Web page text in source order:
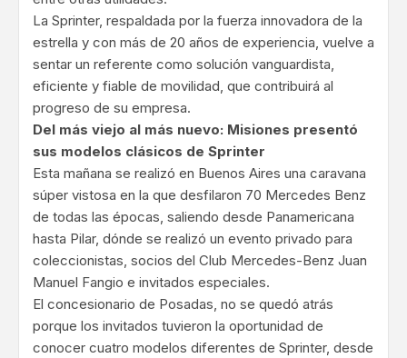
La Sprinter, respaldada por la fuerza innovadora de la
estrella y con más de 20 años de experiencia, vuelve a
sentar un referente como solución vanguardista,
eficiente y fiable de movilidad, que contribuirá al
progreso de su empresa.
Del más viejo al más nuevo: Misiones presentó
sus modelos clásicos de Sprinter
Esta mañana se realizó en Buenos Aires una caravana
súper vistosa en la que desfilaron 70 Mercedes Benz
de todas las épocas, saliendo desde Panamericana
hasta Pilar, dónde se realizó un evento privado para
coleccionistas, socios del Club Mercedes-Benz Juan
Manuel Fangio e invitados especiales.
El concesionario de Posadas, no se quedó atrás
porque los invitados tuvieron la oportunidad de
conocer cuatro modelos diferentes de Sprinter, desde